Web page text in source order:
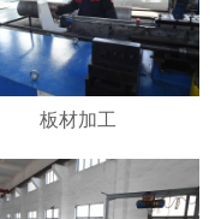
板材加工